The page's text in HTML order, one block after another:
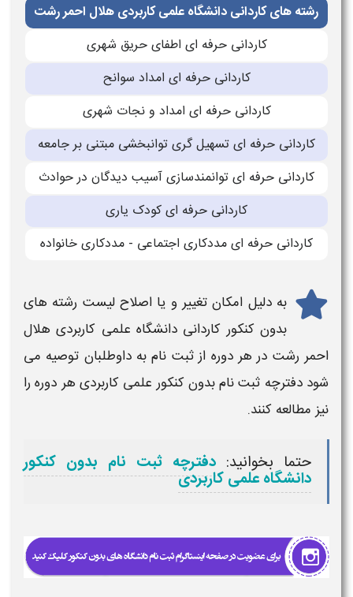
رشته های کاردانی دانشگاه علمی کاربردی هلال احمر رشت
کاردانی حرفه ای اطفای حریق شهری
کاردانی حرفه ای امداد سوانح
کاردانی حرفه ای امداد و نجات شهری
کاردانی حرفه ای تسهیل گری توانبخشی مبتنی بر جامعه
کاردانی حرفه ای توانمندسازی آسیب دیدگان در حوادث
کاردانی حرفه ای کودک یاری
کاردانی حرفه ای مددکاری اجتماعی - مددکاری خانواده
به دلیل امکان تغییر و یا اصلاح لیست رشته های
بدون کنکور کاردانی دانشگاه علمی کاربردی هلال
احمر رشت در هر دوره از ثبت نام به داوطلبان توصیه می
شود دفترچه ثبت نام بدون کنکور علمی کاربردی هر دوره را
نیز مطالعه کنند.
حتما بخوانید: دفترچه ثبت نام بدون کنکور
دانشگاه علمی کاربردی